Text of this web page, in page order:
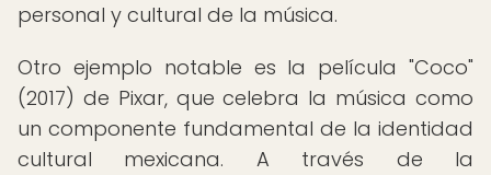
personal y cultural de la música.
Otro ejemplo notable es la película "Coco"
(2017) de Pixar, que celebra la música como
un componente fundamental de la identidad
cultural mexicana. A través de la